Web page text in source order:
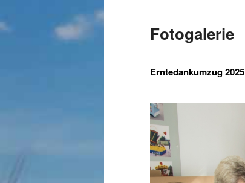
Fotogalerie
Erntedankumzug 2025